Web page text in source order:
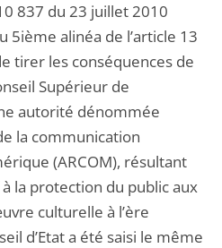
837 du 23 juillet 2010
5ième alinéa de l’article 13
tirer les conséquences de
Supérieur de
autorité dénommée
la communication
(ARCOM), résultant
la protection du public aux
culturelle à l’ère
d’Etat a été saisi le même